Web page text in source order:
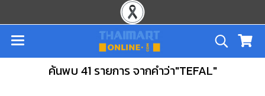
ค้นพบ 41 รายการ จากคำว่า"TEFAL"